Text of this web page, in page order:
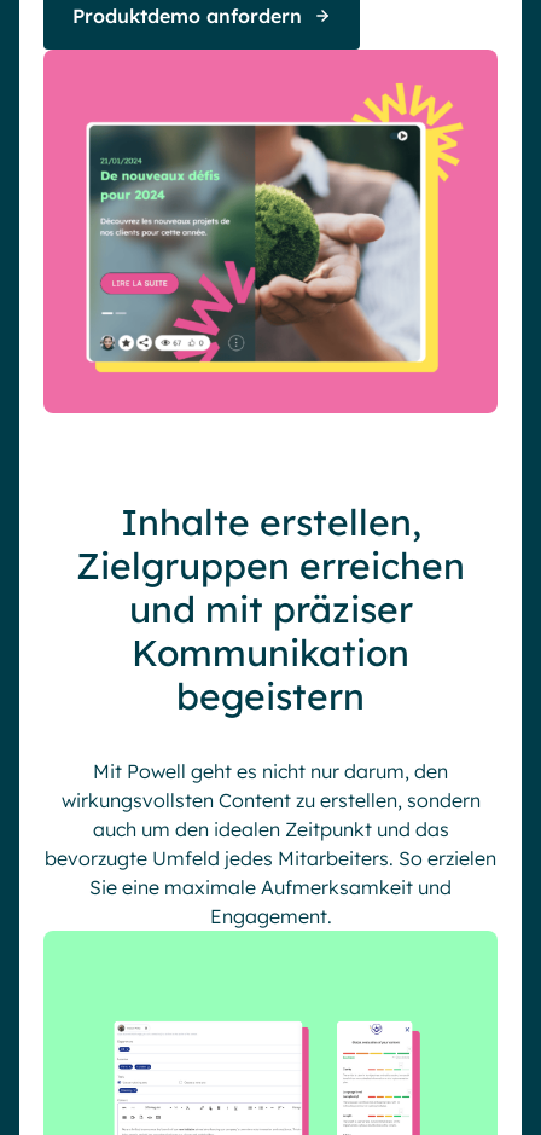
Produktdemo anfordern
Inhalte erstellen,
Zielgruppen erreichen
und mit präziser
Kommunikation
begeistern
Mit Powell geht es nicht nur darum, den
wirkungsvollsten Content zu erstellen, sondern
auch um den idealen Zeitpunkt und das
bevorzugte Umfeld jedes Mitarbeiters. So erzielen
Sie eine maximale Aufmerksamkeit und
Engagement.